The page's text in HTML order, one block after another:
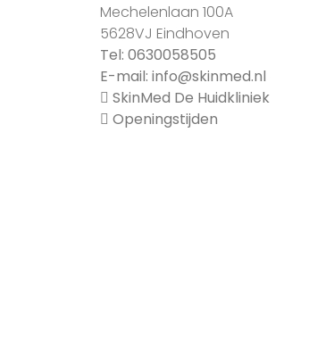
Mechelenlaan 100A
5628VJ Eindhoven
Tel: 0630058505
E-mail: info@skinmed.nl
SkinMed De Huidkliniek
Openingstijden